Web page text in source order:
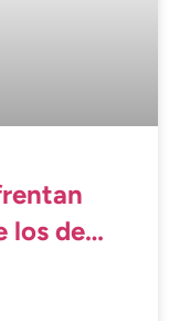
los de